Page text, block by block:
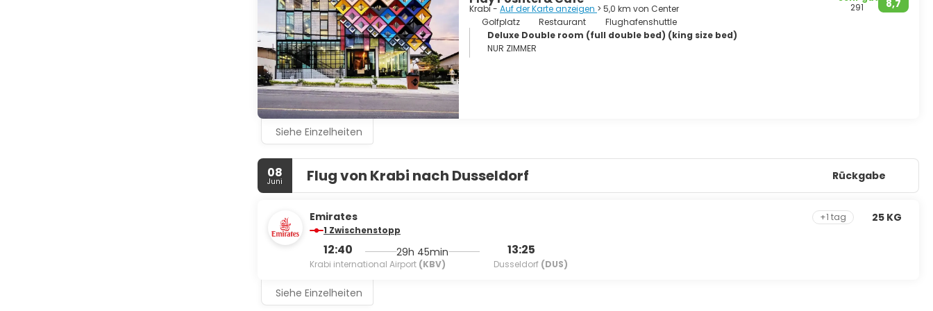
Krabi - Auf der Karte anzeigen > 5,0 km von Center 8,7
291
Golfplatz
Restaurant
Flughafenshuttle
Deluxe Double room (full double bed) (king size bed)
NUR ZIMMER
Siehe Einzelheiten
08
Juni Flug von Krabi nach Dusseldorf Rückgabe
Emirates
1 Zwischenstopp
12:40
Krabi international Airport (KBV)
29h 45min 13:25
Dusseldorf (DUS)
+1 tag 25 KG
Siehe Einzelheiten